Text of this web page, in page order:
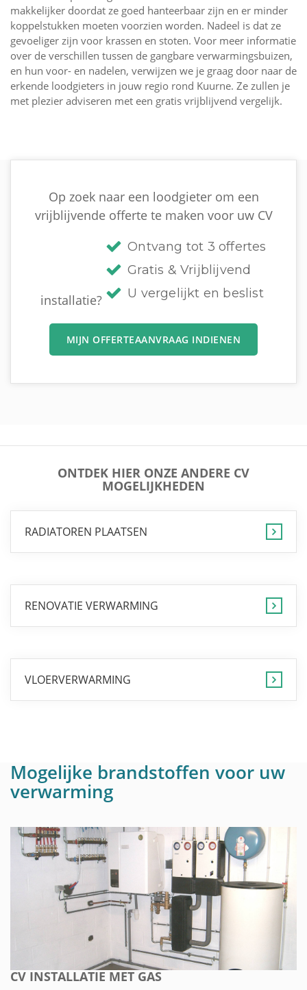
makkelijker doordat ze goed hanteerbaar zijn en er minder
koppelstukken moeten voorzien worden. Nadeel is dat ze
gevoeliger zijn voor krassen en stoten. Voor meer informatie
over de verschillen tussen de gangbare verwarmingsbuizen,
en hun voor- en nadelen, verwijzen we je graag door naar de
erkende loodgieters in jouw regio rond Kuurne. Ze zullen je
met plezier adviseren met een gratis vrijblijvend vergelijk.
Op zoek naar een loodgieter om een
vrijblijvende offerte te maken voor uw CV
installatie?
Ontvang tot 3 offertes
Gratis & Vrijblijvend
U vergelijkt en beslist
MIJN OFFERTEAANVRAAG INDIENEN
ONTDEK HIER ONZE ANDERE CV
MOGELIJKHEDEN
RADIATOREN PLAATSEN
RENOVATIE VERWARMING
VLOERVERWARMING
Mogelijke brandstoffen voor uw
verwarming
CV INSTALLATIE MET GAS